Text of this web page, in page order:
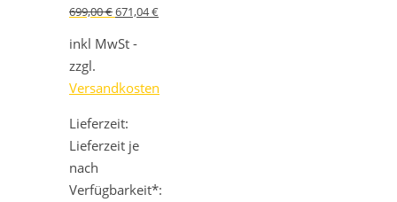
699,00€Ursprünglicher
war:
671,04€Aktueller
inkl MwSt -
zzgl.
Versandkosten
Lieferzeit:
Lieferzeit je
nach
Verfügbarkeit*: